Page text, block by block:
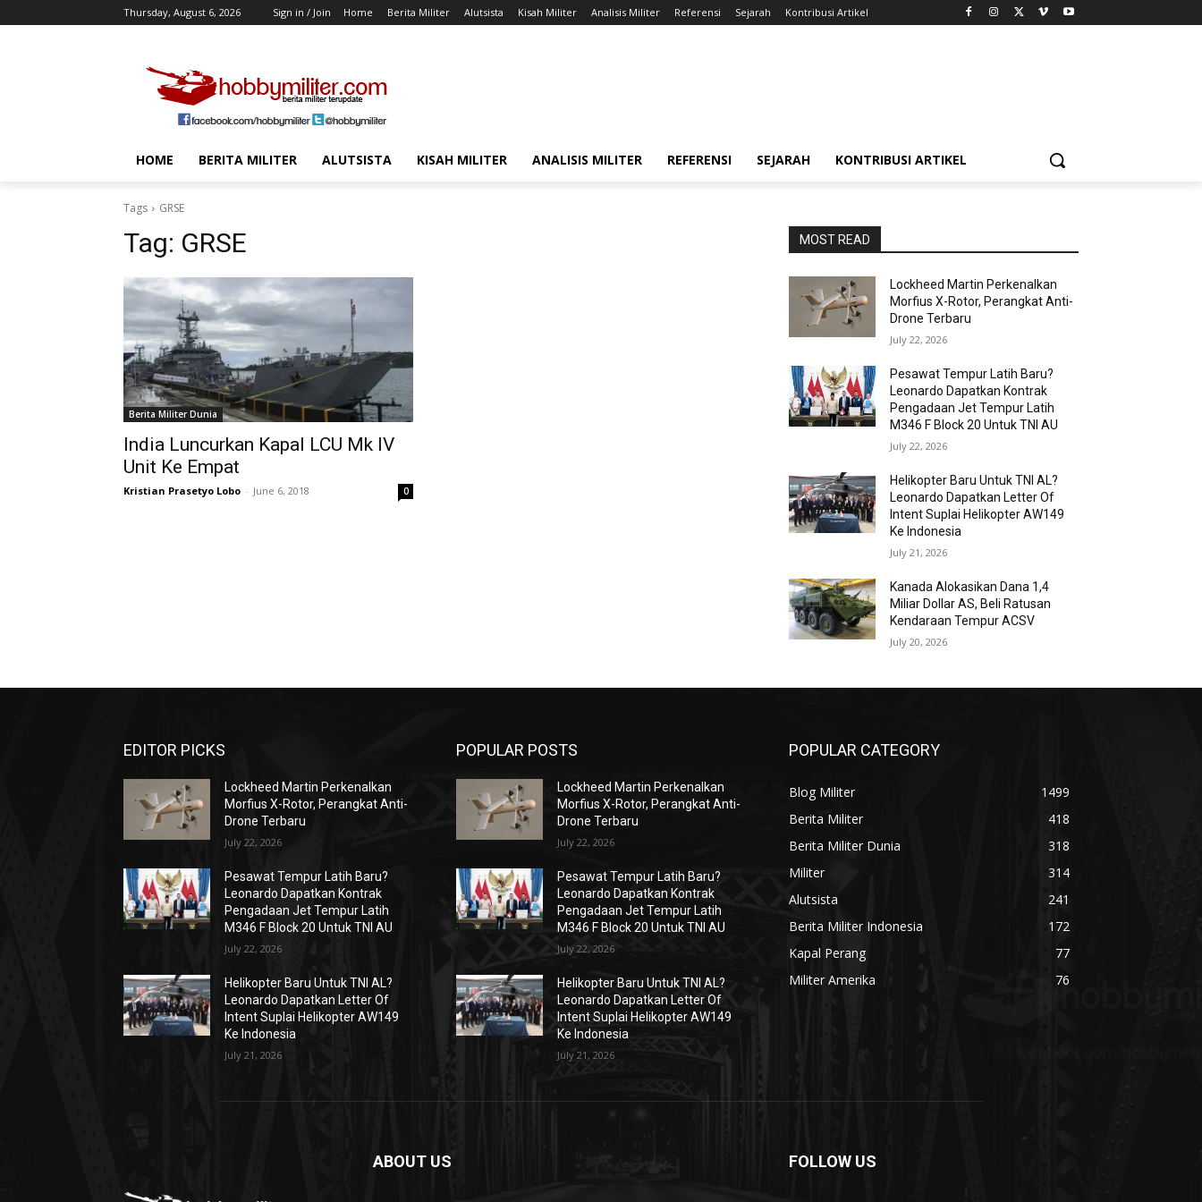
Thursday, August 6, 2026 Sign in / Join Home Berita Militer Alutsista Kisah Militer Analisis Militer Referensi Sejarah Kontribusi Artikel
HOME BERITA MILITER ALUTSISTA KISAH MILITER ANALISIS MILITER REFERENSI SEJARAH KONTRIBUSI ARTIKEL
Tags GRSE
Tag: GRSE
Berita Militer Dunia
India Luncurkan Kapal LCU Mk IV
Unit Ke Empat
Kristian Prasetyo Lobo - June 6, 2018 0
MOST READ
Lockheed Martin Perkenalkan
Morfius X-Rotor, Perangkat Anti-
Drone Terbaru
July 22, 2026
Pesawat Tempur Latih Baru?
Leonardo Dapatkan Kontrak
Pengadaan Jet Tempur Latih
M346 F Block 20 Untuk TNI AU
July 22, 2026
Helikopter Baru Untuk TNI AL?
Leonardo Dapatkan Letter Of
Intent Suplai Helikopter AW149
Ke Indonesia
July 21, 2026
Kanada Alokasikan Dana 1,4
Miliar Dollar AS, Beli Ratusan
Kendaraan Tempur ACSV
July 20, 2026
EDITOR PICKS
Lockheed Martin Perkenalkan
Morfius X-Rotor, Perangkat Anti-
Drone Terbaru
July 22, 2026
Pesawat Tempur Latih Baru?
Leonardo Dapatkan Kontrak
Pengadaan Jet Tempur Latih
M346 F Block 20 Untuk TNI AU
July 22, 2026
Helikopter Baru Untuk TNI AL?
Leonardo Dapatkan Letter Of
Intent Suplai Helikopter AW149
Ke Indonesia
July 21, 2026
POPULAR POSTS
Lockheed Martin Perkenalkan
Morfius X-Rotor, Perangkat Anti-
Drone Terbaru
July 22, 2026
Pesawat Tempur Latih Baru?
Leonardo Dapatkan Kontrak
Pengadaan Jet Tempur Latih
M346 F Block 20 Untuk TNI AU
July 22, 2026
Helikopter Baru Untuk TNI AL?
Leonardo Dapatkan Letter Of
Intent Suplai Helikopter AW149
Ke Indonesia
July 21, 2026
POPULAR CATEGORY
Blog Militer
1499
Berita Militer
418
Berita Militer Dunia
318
Militer
314
Alutsista
241
Berita Militer Indonesia
172
Kapal Perang
77
Militer Amerika
76
ABOUT US FOLLOW US